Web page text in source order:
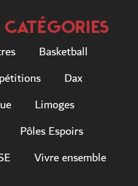
CATÉGORIES
Basketball
Dax
Limoges
Pôles Espoirs
Vivre ensemble